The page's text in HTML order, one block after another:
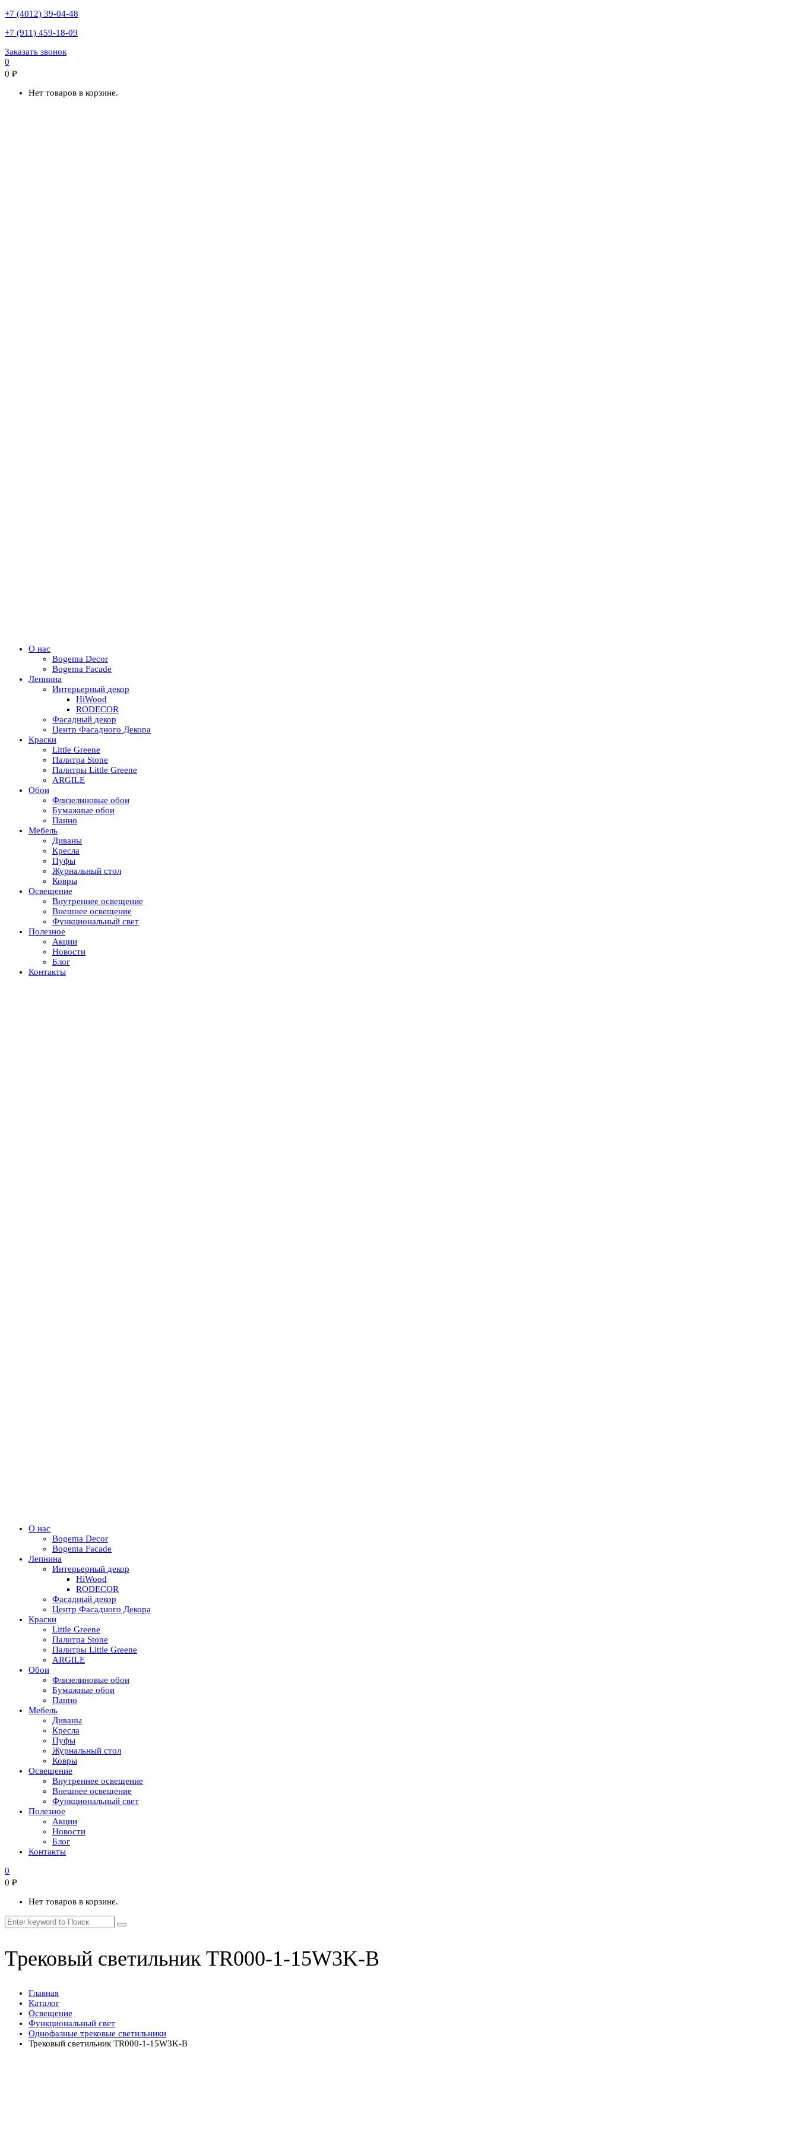
+7 (4012) 39-04-48
+7 (911) 459-18-09
Заказать звонок
0
0 ₽
Нет товаров в корзине.
О нас
Bogema Decor
Bogema Facade
Лепнина
Интерьерный декор
HiWood
RODECOR
Фасадный декор
Центр Фасадного Декора
Краски
Little Greene
Палитра Stone
Палитры Little Greene
ARGILE
Обои
Флизелиновые обои
Бумажные обои
Панно
Мебель
Диваны
Кресла
Пуфы
Журнальный стол
Ковры
Освещение
Внутреннее освещение
Внешнее освещение
Функциональный свет
Полезное
Акции
Новости
Блог
Контакты
О нас
Bogema Decor
Bogema Facade
Лепнина
Интерьерный декор
HiWood
RODECOR
Фасадный декор
Центр Фасадного Декора
Краски
Little Greene
Палитра Stone
Палитры Little Greene
ARGILE
Обои
Флизелиновые обои
Бумажные обои
Панно
Мебель
Диваны
Кресла
Пуфы
Журнальный стол
Ковры
Освещение
Внутреннее освещение
Внешнее освещение
Функциональный свет
Полезное
Акции
Новости
Блог
Контакты
0
0 ₽
Нет товаров в корзине.
Трековый светильник TR000-1-15W3K-B
Главная
Каталог
Освещение
Функциональный свет
Однофазные трековые светильники
Трековый светильник TR000-1-15W3K-B